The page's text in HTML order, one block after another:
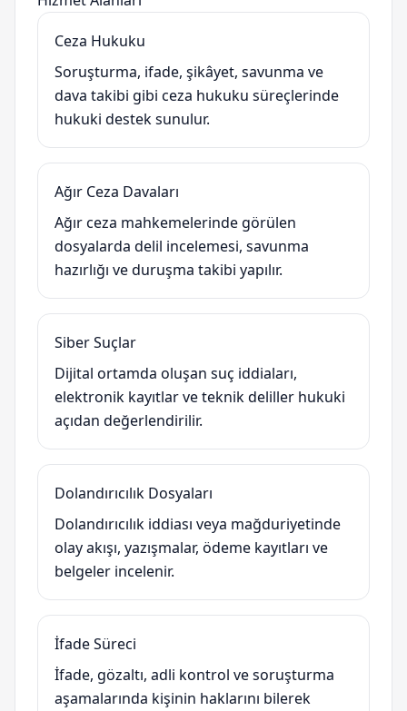
Ceza Hukuku
Soruşturma, ifade, şikâyet, savunma ve
dava takibi gibi ceza hukuku süreçlerinde
hukuki destek sunulur.
Ağır Ceza Davaları
Ağır ceza mahkemelerinde görülen
dosyalarda delil incelemesi, savunma
hazırlığı ve duruşma takibi yapılır.
Siber Suçlar
Dijital ortamda oluşan suç iddiaları,
elektronik kayıtlar ve teknik deliller hukuki
açıdan değerlendirilir.
Dolandırıcılık Dosyaları
Dolandırıcılık iddiası veya mağduriyetinde
olay akışı, yazışmalar, ödeme kayıtları ve
belgeler incelenir.
İfade Süreci
İfade, gözaltı, adli kontrol ve soruşturma
aşamalarında kişinin haklarını bilerek